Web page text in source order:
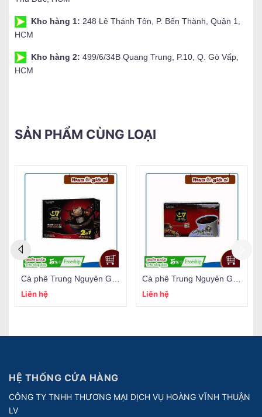
Kho hàng 1: 248 Lê Thánh Tôn, P. Bến Thành, Quận 1,
HCM
Kho hàng 2: 499/6/34B Quang Trung, P.10, Q. Gò Vấp,
HCM
SẢN PHẨM CÙNG LOẠI
Liên hệ
Liên hệ
HỆ THỐNG CỬA HÀNG
CÔNG TY TNHH THƯƠNG MẠI DỊCH VỤ HOÀNG VĨNH THUẬN
LV